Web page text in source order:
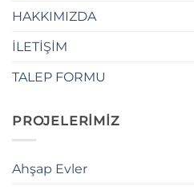
HAKKIMIZDA
İLETİŞİM
TALEP FORMU
PROJELERİMİZ
Ahşap Evler